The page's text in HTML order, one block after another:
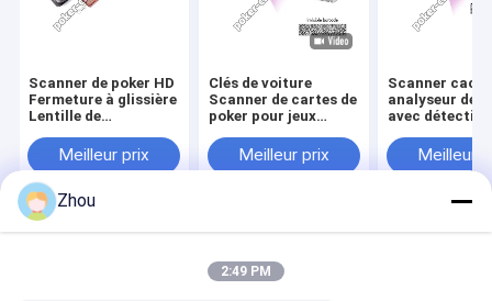
Scanner de poker HD
Fermeture à glissière
Lentille de
pour appareil
d'analyseur de poker
Meilleur prix
Clés de voiture
Scanner de cartes de
poker pour jeux
barresMeilleur prix
Scanner
analyseur de
avec
Meilleur
Aperçu
Au sujet de
Contactez-
Desktop
politique de confidentialité
Zhou
2:49 PM